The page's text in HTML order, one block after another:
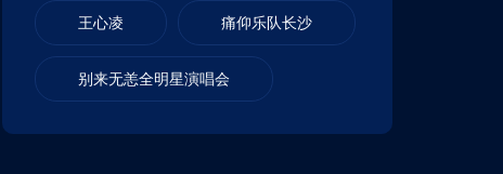
王心凌 痛仰乐队长沙
别来无恙全明星演唱会